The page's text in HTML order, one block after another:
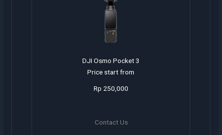
DJI Osmo Pocket 3
Price start from
Rp 250,000
Contact Us